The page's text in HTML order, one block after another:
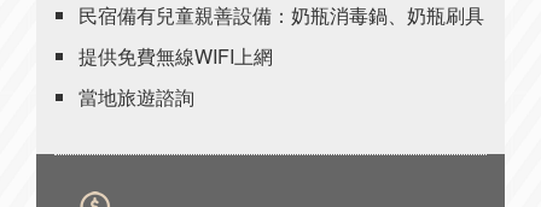
民宿備有兒童親善設備：奶瓶消毒鍋、奶瓶刷具
提供免費無線WIFI上網
當地旅遊諮詢